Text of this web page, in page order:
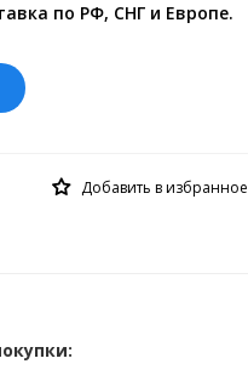
руб.= 0.137508 €
по РФ, СНГ и Европе.
Добавить в избранное